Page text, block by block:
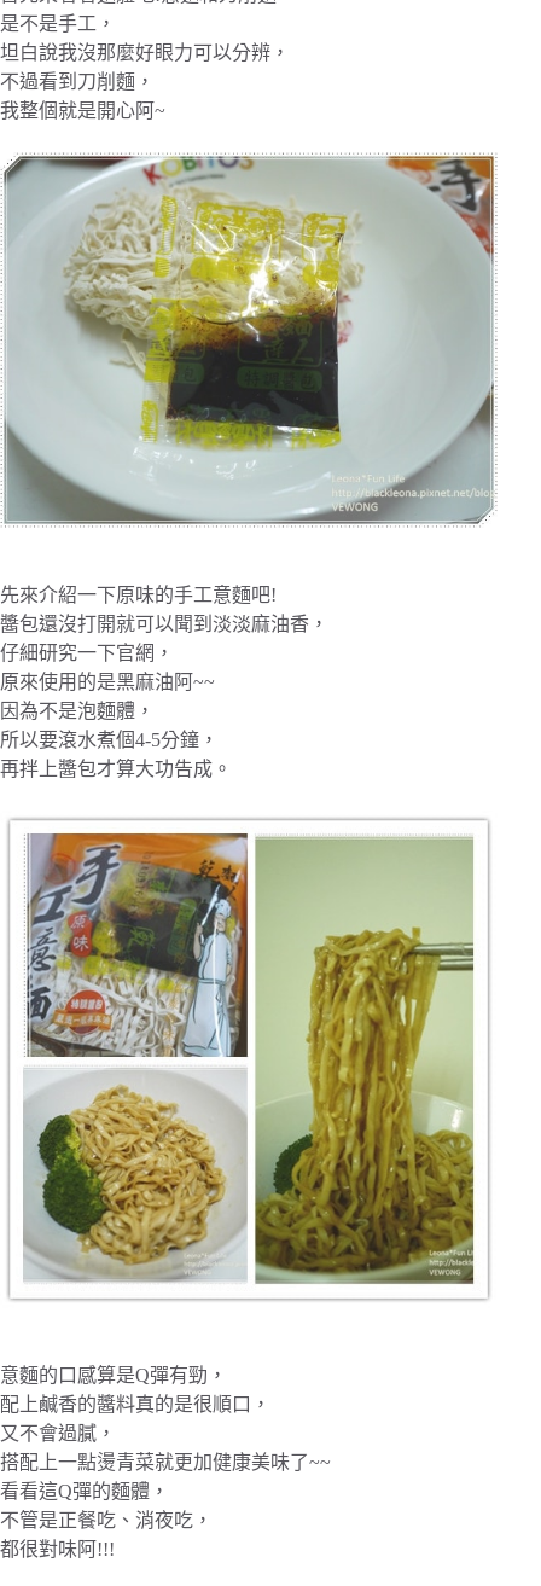
是不是手工，
坦白說我沒那麼好眼力可以分辨，
不過看到刀削麵，
我整個就是開心阿~
先來介紹一下原味的手工意麵吧!
醬包還沒打開就可以聞到淡淡麻油香，
仔細研究一下官網，
原來使用的是黑麻油阿~~
因為不是泡麵體，
所以要滾水煮個4-5分鐘，
再拌上醬包才算大功告成。
意麵的口感算是Q彈有勁，
配上鹹香的醬料真的是很順口，
又不會過膩，
搭配上一點燙青菜就更加健康美味了~~
看看這Q彈的麵體，
不管是正餐吃、消夜吃，
都很對味阿!!!